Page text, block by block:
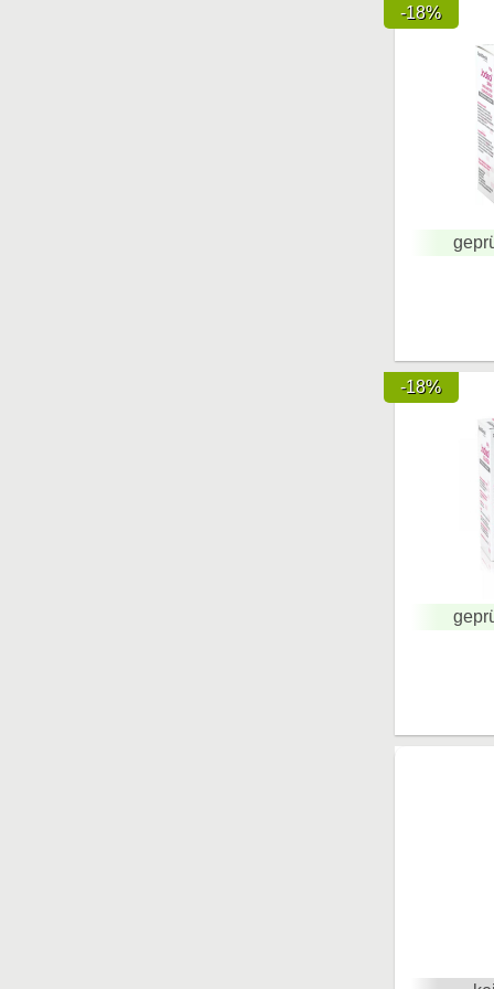
-18%
-18%